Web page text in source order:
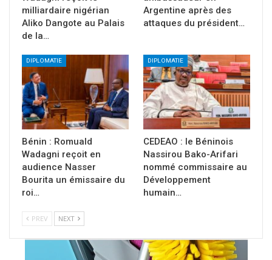
milliardaire nigérian
Aliko Dangote au Palais
de la…
Argentine après des
attaques du président…
DIPLOMATIE
Bénin : Romuald
Wadagni reçoit en
audience Nasser
Bourita un émissaire du
roi…
DIPLOMATIE
CEDEAO : le Béninois
Nassirou Bako-Arifari
nommé commissaire au
Développement
humain…
PREV NEXT